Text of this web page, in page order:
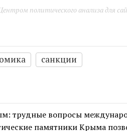
политического анализа для
санкции
трудные вопросы
памятники Крыма